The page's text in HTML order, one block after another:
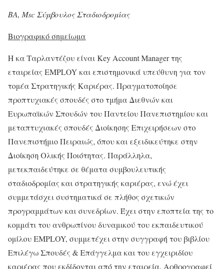
ΒΑ, Msc Σύμβουλος Σταδιοδρομίας
Βιογραφικό σημείωμα
H κα Ταρλαντέζου είναι Key Account Manager της
εταιρείας ΕΜPLOY και επιστημονικά υπεύθυνη για τον
τομέα Στρατηγικής Καριέρας. Πραγματοποίησε
προπτυχιακές σπουδές στο τμήμα Διεθνών και
Ευρωπαϊκών Σπουδών του Παντείου Πανεπιστημίου και
μεταπτυχιακές σπουδές Διοίκησης Επιχειρήσεων στο
Πανεπιστήμιο Πειραιώς, όπου και εξειδικεύτηκε στην
Διοίκηση Ολικής Ποιότητας. Παράλληλα,
μετεκπαιδεύτηκε σε θέματα συμβουλευτικής
σταδιοδρομίας και στρατηγικής καριέρας, ενώ έχει
συμμετάσχει συστηματικά σε πλήθος σχετικών
προγραμμάτων και συνεδρίων. Έχει στην εποπτεία της το
κομμάτι του ανθρωπίνου δυναμικού του εκπαιδευτικού
ομίλου EMPLOY, συμμετέχει στην συγγραφή του βιβλίου
Επιλέγω Σπουδές & Επάγγελμα και του εγχειριδίου
καριέρας που εκδίδονται από την εταιρεία. Αρθρογραφεί